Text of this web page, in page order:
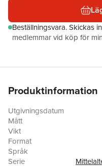
Beställningsvara.Skickas
medlemmar vid köp för
Produktinformation
Utgivningsdatum
Mått
Vikt
Format
Språk
Serie